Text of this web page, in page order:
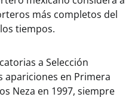
más completos del
tiempos.
a Selección
apariciones en Primera
Neza en 1997, siempre